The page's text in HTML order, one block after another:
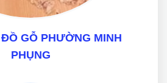
GỖ PHƯỜNG MINH
PHỤNG